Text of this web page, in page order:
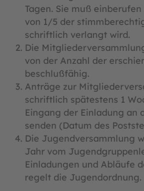
Tagen. Sie muß
von 1/5 der
schriftlich verlangt wird.
Die
von der Anzahl der
beschlußfähig.
Anträge zur
schriftlich spätestens 1
Eingang der Einladung an
senden (Datum des
Die Jugendversammlung
Jahr vom
Einladungen und Abläufe
regelt die Jugendordnung.